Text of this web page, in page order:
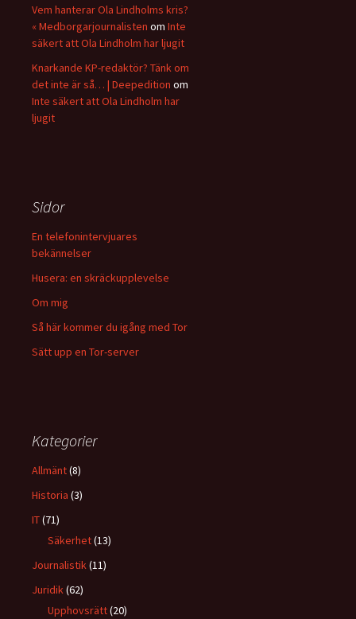
Vem hanterar Ola Lindholms kris?
« Medborgarjournalisten om Inte
säkert att Ola Lindholm har ljugit
Knarkande KP-redaktör? Tänk om
det inte är så… | Deepedition om
Inte säkert att Ola Lindholm har
ljugit
Sidor
En telefonintervjuares
bekännelser
Husera: en skräckupplevelse
Om mig
Så här kommer du igång med Tor
Sätt upp en Tor-server
Kategorier
Allmänt(8)
Historia (3)
IT(71)
Säkerhet(13)
Journalistik(11)
Juridik(62)
Upphovsrätt(20)